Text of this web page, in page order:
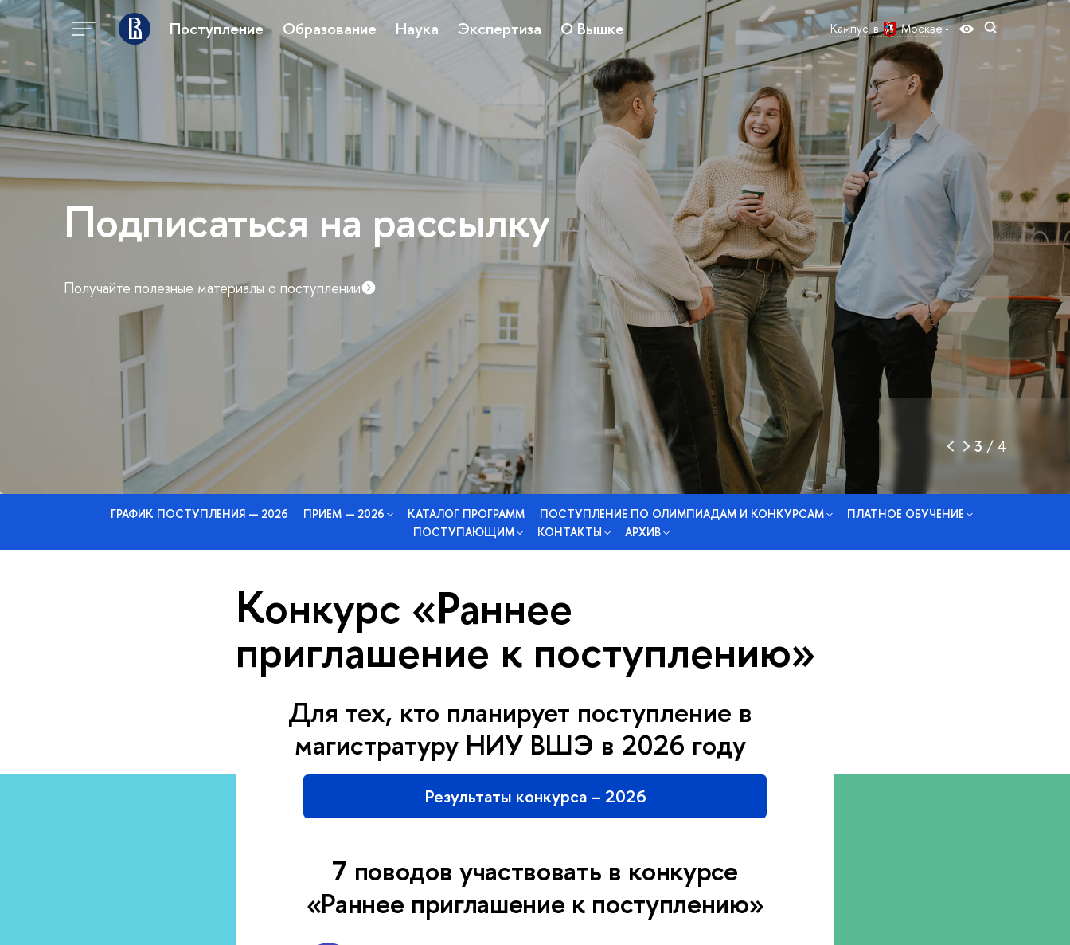
Поступление Образование Наука Экспертиза О Вышке Кампус в Москве
Мероприятия для
График дней открытых дверей и консультаций факультетов
3/4
ГРАФИК ПОСТУПЛЕНИЯ — 2026 ПРИЕМ — 2026 КАТАЛОГ ПРОГРАММ ПОСТУПЛЕНИЕ ПО ОЛИМПИАДАМ И КОНКУРСАМ
ПЛАТНОЕ ОБУЧЕНИЕ
ПОСТУПАЮЩИМ
КОНТАКТЫ АРХИВ
Конкурс «Раннее
приглашение к поступлению»
Для тех, кто планирует поступление в
магистратуру НИУ ВШЭ в 2026 году
Результаты конкурса – 2026
7 поводов участвовать в конкурсе
«Раннее приглашение к поступлению»